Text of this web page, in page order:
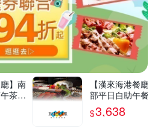
】南
茶餐
【漢來海港餐廳
部平日自助午餐
4張
$3,638